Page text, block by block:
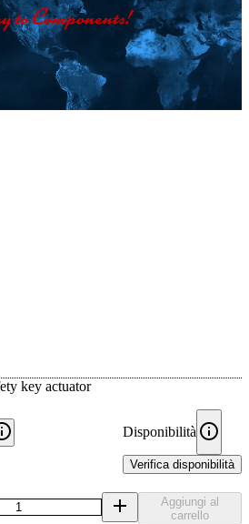
key actuator
Disponibilità
Verifica disponibilità
Aggiungi al
carrello